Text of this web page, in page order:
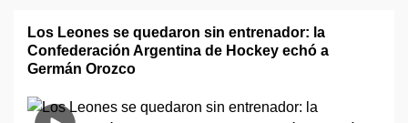
Los Leones se quedaron sin entrenador: la
Confederación Argentina de Hockey echó a
Germán Orozco